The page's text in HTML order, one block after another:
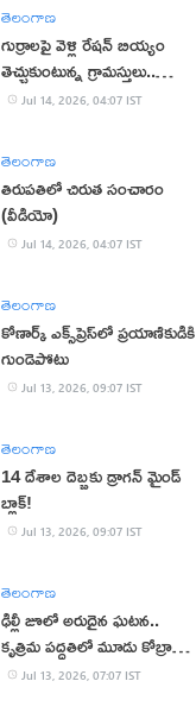
తెలంగాణ
గుర్రాలపై వెళ్లి రేషన్ బియ్యం
తెచ్చుకుంటున్న గ్రామస్తులు..
ఎందుకో తెలుసా?
Jul 14, 2026, 04:07 IST
తెలంగాణ
తిరుపతిలో చిరుత సంచారం
(వీడియో)
Jul 14, 2026, 04:07 IST
తెలంగాణ
కోణార్క్ ఎక్స్‌ప్రెస్‌లో ప్రయాణికుడికి
గుండెపోటు
Jul 13, 2026, 09:07 IST
తెలంగాణ
14 దేశాల దెబ్బకు డ్రాగన్ మైండ్
బ్లాక్!
Jul 13, 2026, 09:07 IST
తెలంగాణ
ఢిల్లీ జూలో అరుదైన ఘటన..
కృత్రిమ పద్ధతిలో మూడు కోబ్రా
పిల్లల జననం
Jul 13, 2026, 07:07 IST